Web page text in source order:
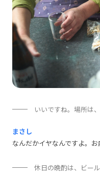
いいですね。場所は
まさし
なんだかイヤなんですよ。お
休日の晩酌は、ビー